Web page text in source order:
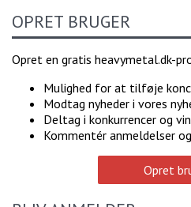
OPRET BRUGER
Opret en gratis heavymetal.dk-
Mulighed for at tilføje
Modtag nyheder i vores
Deltag i konkurrencer og
Kommentér anmeldelser
Opret